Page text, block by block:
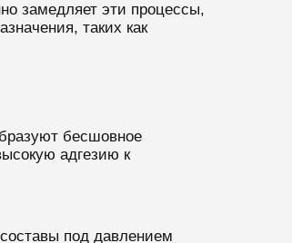
замедляет эти процессы,
таких как
бесшовное
адгезию к
под давлением